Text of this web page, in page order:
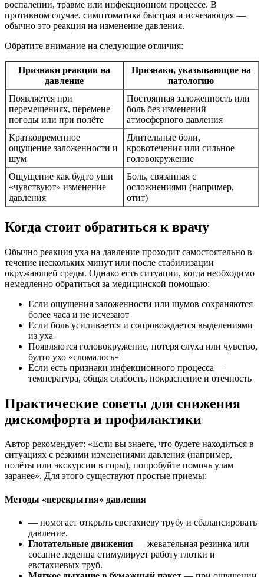
воспалении, травме или инфекционном процессе. В
противном случае, симптоматика быстрая и исчезающая —
обычно это реакция на изменение давления.
Обратите внимание на следующие отличия:
Признаки реакции на
давление
Признаки, указывающие на
патологию
Появляется при
перемещениях, перемене
погоды или при полёте
Постоянная заложенность или
боль без изменений
атмосферного давления
Кратковременное
ощущение заложенности и
шум
Длительные боли,
кровотечения или сильное
головокружение
Ощущение как будто уши
«чувствуют» изменение
давления
Боль, связанная с
осложнениями (например,
отит)
Когда стоит обратиться к врачу
Обычно реакция уха на давление проходит самостоятельно в
течение нескольких минут или после стабилизации
окружающей среды. Однако есть ситуации, когда необходимо
немедленно обратиться за медицинской помощью:
Если ощущения заложенности или шумов сохраняются
более часа и не исчезают
Если боль усиливается и сопровождается выделениями
из уха
Появляются головокружение, потеря слуха или чувство,
будто ухо «сломалось»
Если есть признаки инфекционного процесса —
температура, общая слабость, покраснение и отечность
Практические советы для снижения
дискомфорта и профилактики
Автор рекомендует: «Если вы знаете, что будете находиться в
ситуациях с резкими изменениями давления (например,
полёты или экскурсии в горы), попробуйте помочь улам
заранее». Для этого существуют простые приемы:
Методы «перекрытия» давления
— помогает открыть евстахиеву трубу и сбалансировать
давление.
Глотательные движения — жевательная резинка или
сосание леденца стимулирует работу глотки и
евстахиевых труб.